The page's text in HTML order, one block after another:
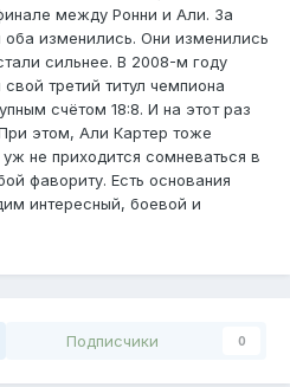
между Ронни и Али. За
изменились. Они изменились
сильнее. В 2008-м году
третий титул чемпиона
счётом 18:8. И на этот раз
этом, Али Картер тоже
не приходится сомневаться в
фавориту. Есть основания
интересный, боевой и
Подписчики 0